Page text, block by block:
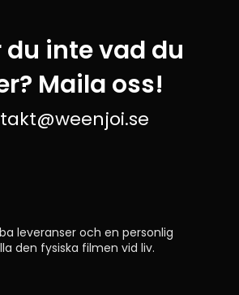
inte vad du
Maila oss!
leveranser och en personlig
den fysiska filmen vid liv.